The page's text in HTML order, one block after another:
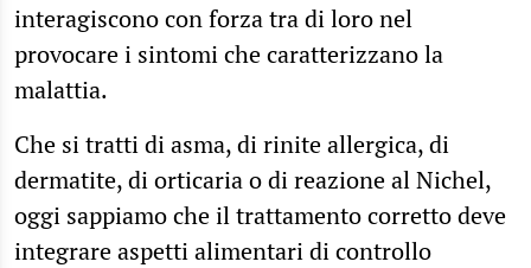
interagiscono con forza tra di loro nel
provocare i sintomi che caratterizzano la
malattia.
Che si tratti di asma, di rinite allergica, di
dermatite, di orticaria o di reazione al Nichel,
oggi sappiamo che il trattamento corretto deve
integrare aspetti alimentari di controllo